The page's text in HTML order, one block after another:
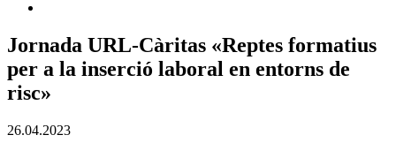
Jornada URL-Càritas «Reptes formatius
per a la inserció laboral en entorns de
risc»
26.04.2023